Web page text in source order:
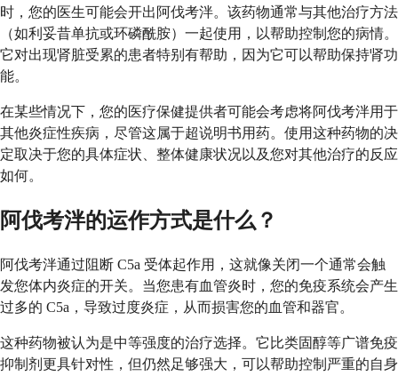
时，您的医生可能会开出阿伐考泮。该药物通常与其他治疗方法
（如利妥昔单抗或环磷酰胺）一起使用，以帮助控制您的病情。
它对出现肾脏受累的患者特别有帮助，因为它可以帮助保持肾功
能。
在某些情况下，您的医疗保健提供者可能会考虑将阿伐考泮用于
其他炎症性疾病，尽管这属于超说明书用药。使用这种药物的决
定取决于您的具体症状、整体健康状况以及您对其他治疗的反应
如何。
阿伐考泮的运作方式是什么？
阿伐考泮通过阻断 C5a 受体起作用，这就像关闭一个通常会触
发您体内炎症的开关。当您患有血管炎时，您的免疫系统会产生
过多的 C5a，导致过度炎症，从而损害您的血管和器官。
这种药物被认为是中等强度的治疗选择。它比类固醇等广谱免疫
抑制剂更具针对性，但仍然足够强大，可以帮助控制严重的自身